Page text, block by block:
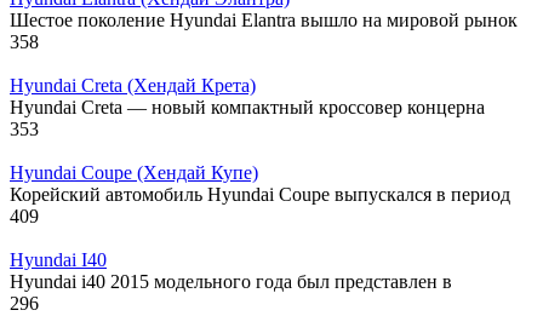
Шестое поколение Hyundai Elantra вышло на мировой рынок
358
Hyundai Creta (Хендай Крета)
Hyundai Creta — новый компактный кроссовер концерна
353
Hyundai Coupe (Хендай Купе)
Корейский автомобиль Hyundai Coupe выпускался в период
409
Hyundai I40
Hyundai i40 2015 модельного года был представлен в
296